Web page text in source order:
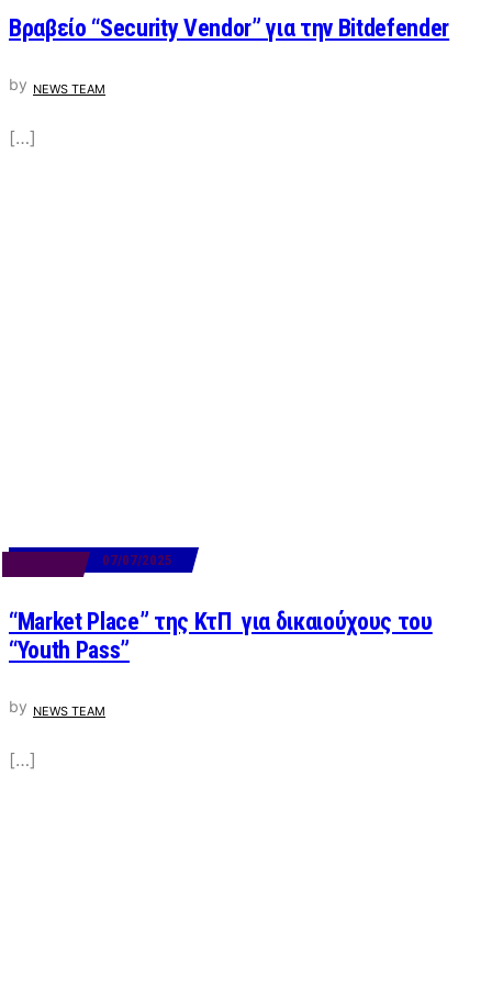
Βραβείο “Security Vendor” για την Bitdefender
by NEWS TEAM
[…]
07/07/2025
“Market Place” της ΚτΠ για δικαιούχους του
“Youth Pass”
by NEWS TEAM
[…]